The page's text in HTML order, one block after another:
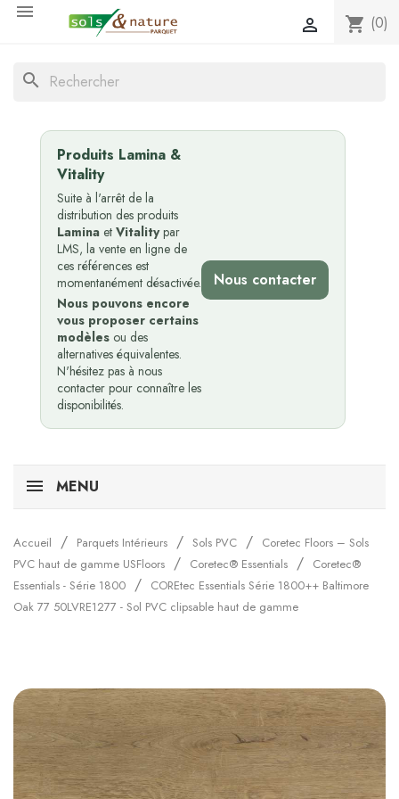

shopping_cart (0)

search
Produits Lamina &
Vitality
Suite à l'arrêt de la
distribution des produits
Lamina et Vitalitypar
LMS, la vente en ligne de
ces références est
momentanément désactivée.
Nous pouvons encore
vous proposer certains
modèles ou des
alternatives équivalentes.
N'hésitez pas à nous
contacter pour connaître les
disponibilités.
Nous contacter
MENU
Accueil Parquets Intérieurs Sols PVC
Coretec Floors – Sols
PVC haut de gamme USFloors
Coretec® Essentials
Coretec®
Essentials - Série 1800
COREtec Essentials Série 1800++ Baltimore
Oak 77 50LVRE1277 - Sol PVC clipsable haut de gamme